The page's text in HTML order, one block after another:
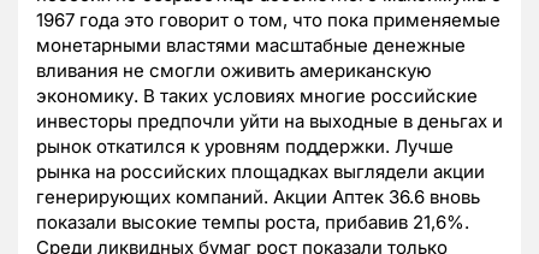
1967 года это говорит о том, что пока применяемые
монетарными властями масштабные денежные
вливания не смогли оживить американскую
экономику. В таких условиях многие российские
инвесторы предпочли уйти на выходные в деньгах и
рынок откатился к уровням поддержки. Лучше
рынка на российских площадках выглядели акции
генерирующих компаний. Акции Аптек 36.6 вновь
показали высокие темпы роста, прибавив 21,6%.
Среди ликвидных бумаг рост показали только